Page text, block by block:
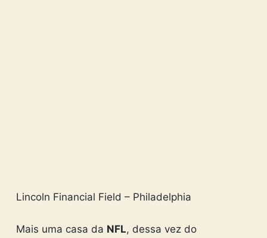
Lincoln Financial Field – Philadelphia
Mais uma casa da NFL, dessa vez do